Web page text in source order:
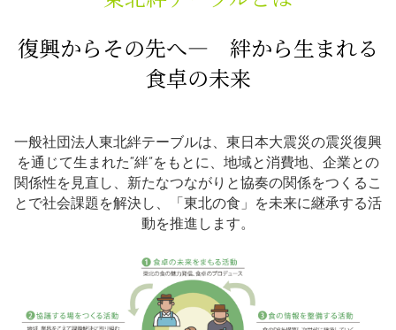
復興からその先へ―　絆から生まれる
食卓の未来
一般社団法人東北絆テーブルは、東日本大震災の震災復興
を通じて生まれた“絆”をもとに、地域と消費地、企業との
関係性を見直し、新たなつながりと協奏の関係をつくるこ
とで社会課題を解決し、「東北の食」を未来に継承する活
動を推進します。